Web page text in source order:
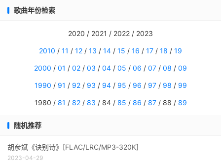
歌曲年份检索
2020 / 2021 / 2022 / 2023
2010 / 11 / 12 / 13 / 14 / 15 / 16 / 17 / 18 / 19
2000 / 01 / 02 / 03 / 04 / 05 / 06 / 07 / 08 / 09
1990 / 91 / 92/ 93 / 94/ 95 / 96 / 97/ 98 / 99
1980 / 81 / 82/ 83 / 84 / 85 / 86 / 87/ 88 / 89
随机推荐
胡彦斌《诀别诗》[FLAC/LRC/MP3-320K]
2023-04-29